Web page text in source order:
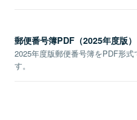
郵便番号簿PDF（2025年度版）
2025年度版郵便番号簿をPDF形式
す。